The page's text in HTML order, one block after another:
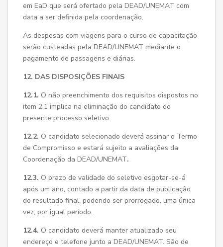
em EaD que será ofertado pela DEAD/UNEMAT com
data a ser definida pela coordenação.
As despesas com viagens para o curso de capacitação
serão custeadas pela DEAD/UNEMAT mediante o
pagamento de passagens e diárias.
12. DAS DISPOSIÇÕES FINAIS
12.1. O não preenchimento dos requisitos dispostos no
item 2.1 implica na eliminação do candidato do
presente processo seletivo.
12.2. O candidato selecionado deverá assinar o Termo
de Compromisso e estará sujeito a avaliações da
Coordenação da DEAD/UNEMAT.
12.3. O prazo de validade do seletivo esgotar-se-á
após um ano, contado a partir da data de publicação
do resultado final, podendo ser prorrogado, uma única
vez, por igual período.
12.4. O candidato deverá manter atualizado seu
endereço e telefone junto a DEAD/UNEMAT. São de